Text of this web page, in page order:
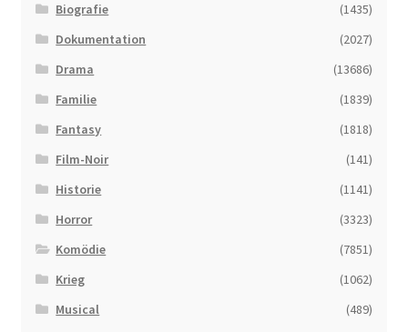
Biografie
(1435)
Dokumentation
(2027)
Drama
(13686)
Familie
(1839)
Fantasy
(1818)
Film-Noir
(141)
Historie
(1141)
Horror
(3323)
Komödie
(7851)
Krieg
(1062)
Musical
(489)